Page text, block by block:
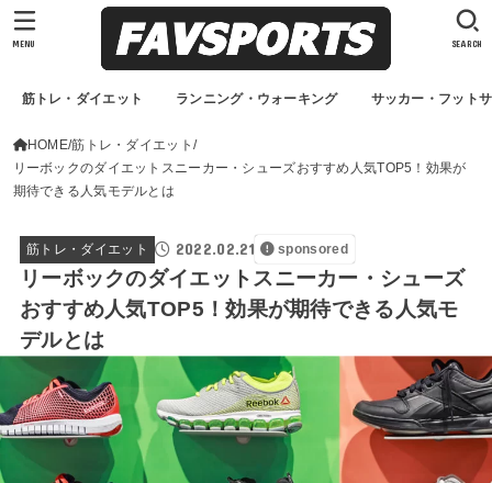
筋トレ・ダイエット ランニング・ウォーキング サッカー・フット
SEARCH
MENU
HOME 筋トレ・ダイエット
リーボックのダイエットスニーカー・シューズおすすめ人気TOP5！効果が
期待できる人気モデルとは
筋トレ・ダイエット 2022.02.21 sponsored
リーボックのダイエットスニーカー・シューズ
おすすめ人気TOP5！効果が期待できる人気モ
デルとは